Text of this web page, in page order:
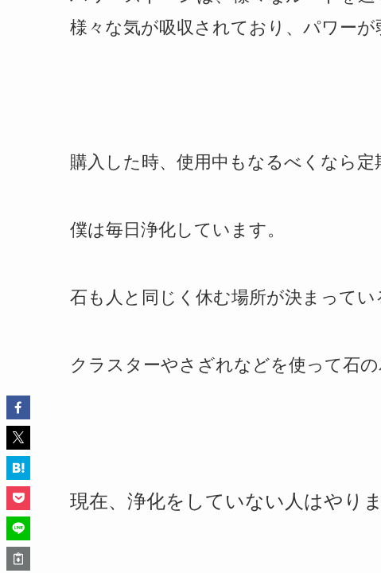
様々な気が吸収されており、パワーが
購入した時、使用中もなるべくなら
僕は毎日浄化しています。
石も人と同じく休む場所が決まってい
クラスターやさざれなどを使って石
現在、浄化をしていない人はやり